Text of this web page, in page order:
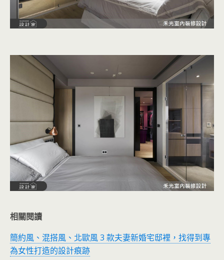
相關閱讀
簡約風、混搭風、北歐風 3 款夫妻新婚宅邸裡，找得到專
為女性打造的設計痕跡